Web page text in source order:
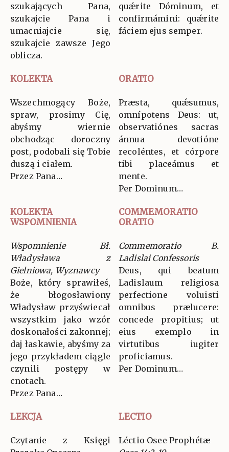
szukających Pana,
szukajcie Pana i
umacniajcie się,
szukajcie zawsze Jego
oblicza.
quǽrite Dóminum, et
confirmámini: quǽrite
fáciem ejus semper.
KOLEKTA ORATIO
Wszechmogący Boże,
spraw, prosimy Cię,
abyśmy wiernie
obchodząc doroczny
post, podobali się Tobie
duszą i ciałem.
Przez Pana…
Præsta, quǽsumus,
omnípotens Deus: ut,
observatiónes sacras
ánnua devotióne
recoléntes, et córpore
tibi placeámus et
mente.
Per Dominum…
KOLEKTA
WSPOMNIENIA
COMMEMORATIO
ORATIO
Wspomnienie Bł.
Władysława z
Gielniowa, Wyznawcy
Boże, który sprawiłeś,
że błogosławiony
Władysław przyświecał
wszystkim jako wzór
doskonałości zakonnej;
daj łaskawie, abyśmy za
jego przykładem ciągle
czynili postępy w
cnotach.
Przez Pana…
Commemoratio B.
Ladislai Confessoris
Deus, qui beatum
Ladislaum religiosa
perfectione voluisti
omnibus prælucere:
concede propitius; ut
eius exemplo in
virtutibus iugiter
proficiamus.
Per Dominum…
LEKCJA LECTIO
Czytanie z Księgi
Léctio Osee Prophétæ